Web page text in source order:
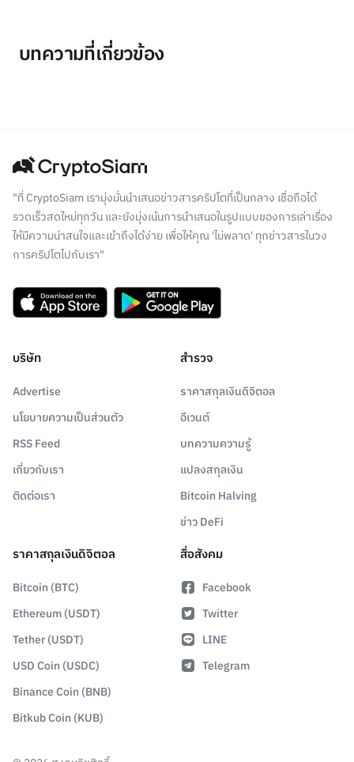
บทความที่เกี่ยวข้อง
"ที่ CryptoSiam เรามุ่งมั่นนำเสนอข่าวสารคริปโตที่เป็นกลาง เชื่อถือได้
รวดเร็วสดใหม่ทุกวัน และยังมุ่งเน้นการนำเสนอในรูปแบบของการเล่าเรื่อง
ให้มีความน่าสนใจและเข้าถึงได้ง่าย เพื่อให้คุณ 'ไม่พลาด' ทุกข่าวสารในวง
การคริปโตไปกับเรา"
บริษัท
Advertise
นโยบายความเป็นส่วนตัว
RSS Feed
เกี่ยวกับเรา
ติดต่อเรา
สำรวจ
ราคาสกุลเงินดิจิตอล
อีเวนต์
บทความความรู้
แปลงสกุลเงิน
Bitcoin Halving
ข่าว DeFi
ราคาสกุลเงินดิจิตอล
Bitcoin (BTC)
Ethereum (USDT)
Tether (USDT)
USD Coin (USDC)
Binance Coin (BNB)
Bitkub Coin (KUB)
สื่อสังคม
Facebook
Twitter
LINE
Telegram